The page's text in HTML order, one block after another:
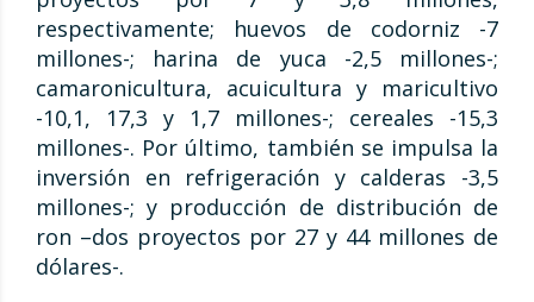
respectivamente; huevos de codorniz -7
millones-; harina de yuca -2,5 millones-;
camaronicultura, acuicultura y maricultivo
-10,1, 17,3 y 1,7 millones-; cereales -15,3
millones-. Por último, también se impulsa la
inversión en refrigeración y calderas -3,5
millones-; y producción de distribución de
ron –dos proyectos por 27 y 44 millones de
dólares-.